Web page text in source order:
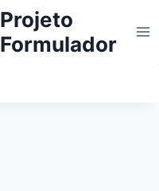
Projeto
Formulador